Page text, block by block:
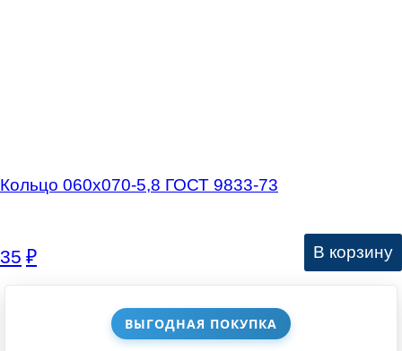
ВЫГОДНАЯ ПОКУПКА
Кольцо 060х070-5,8 ГОСТ 9833-73
35 ₽ В корзину